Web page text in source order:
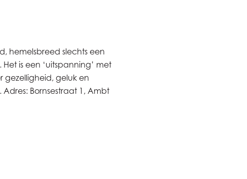
hemelsbreed slechts een
is een ‘uitspanning’ met
gezelligheid, geluk en
Bornsestraat 1, Ambt